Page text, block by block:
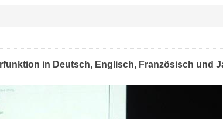
in Deutsch, Englisch, Französisch und